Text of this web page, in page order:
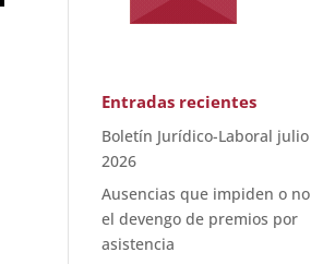
Entradas recientes
Boletín Jurídico-Laboral julio
2026
Ausencias que impiden o no
el devengo de premios por
asistencia